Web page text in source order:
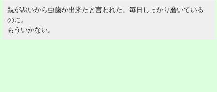
親が悪いから虫歯が出来たと言われた。毎日しっかり磨いている
のに。
もういかない。